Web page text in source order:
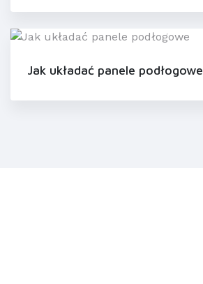
Jak układać panele podłogowe